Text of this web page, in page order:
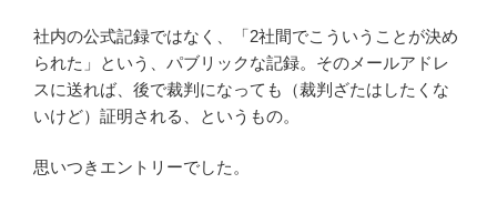
社内の公式記録ではなく、「2社間でこういうことが決め
られた」という、パブリックな記録。そのメールアドレ
スに送れば、後で裁判になっても（裁判ざたはしたくな
いけど）証明される、というもの。
思いつきエントリーでした。